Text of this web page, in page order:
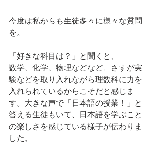
今度は私からも生徒多々に様々な質問
を。
「好きな科目は？」と聞くと、
数学、化学、物理などなど、さすが実
験などを取り入れながら理数科に力を
入れられているからこそだと感じま
す。大きな声で「日本語の授業！」と
答える生徒もいて、日本語を学ぶこと
の楽しさを感じている様子が伝わりま
した。